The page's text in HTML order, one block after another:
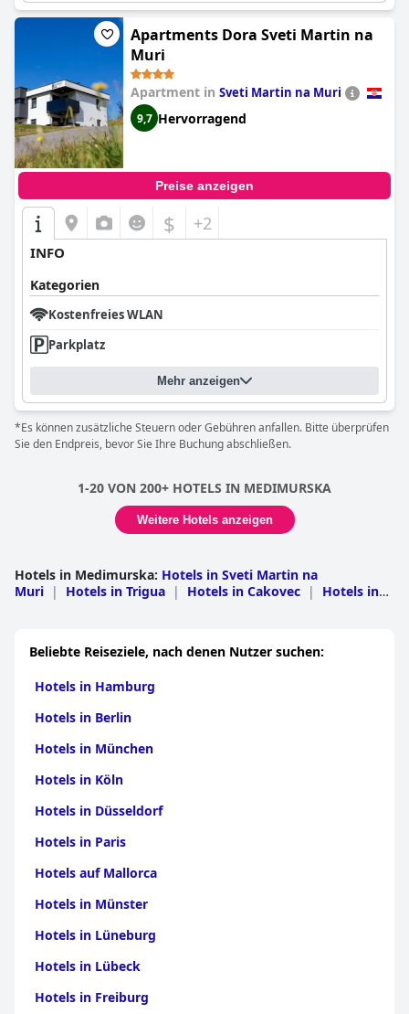
Apartments Dora Sveti Martin na
Muri
Apartment in Sveti Martin na Muri
9,7 Hervorragend
Preise anzeigen
$ +2
INFO
Kategorien
Kostenfreies WLAN
Parkplatz
Mehr anzeigen
*Es können zusätzliche Steuern oder Gebühren anfallen. Bitte überprüfen
Sie den Endpreis, bevor Sie Ihre Buchung abschließen.
1-20 VON 200+ HOTELS IN MEDIMURSKA
Weitere Hotels anzeigen
Hotels in Medimurska: Hotels in Sveti Martin na
Muri | Hotels in Trigua | Hotels in Cakovec |
Hotels in
Središće | Hotels in Donji Vidovec
Beliebte Reiseziele, nach denen Nutzer suchen:
Hotels in Hamburg
Hotels in Berlin
Hotels in München
Hotels in Köln
Hotels in Düsseldorf
Hotels in Paris
Hotels auf Mallorca
Hotels in Münster
Hotels in Lüneburg
Hotels in Lübeck
Hotels in Freiburg